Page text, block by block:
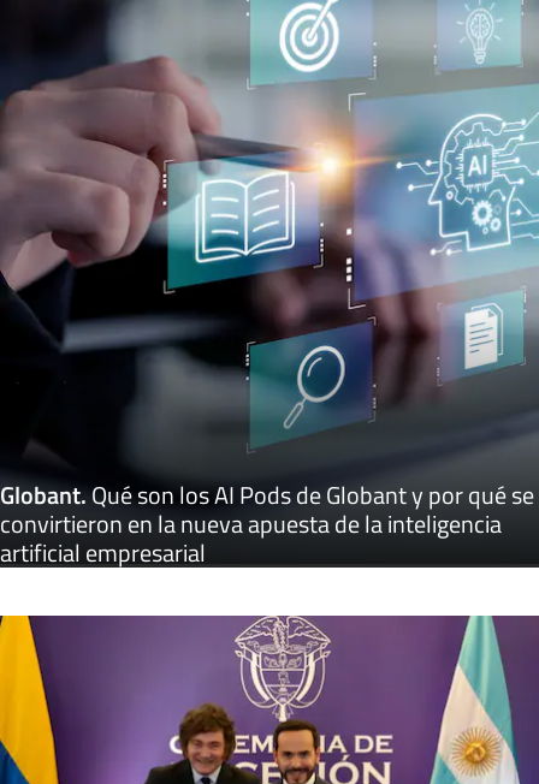
Globant.Qué son los AI Pods de Globant y por qué se
convirtieron en la nueva apuesta de la inteligencia
artificial empresarial